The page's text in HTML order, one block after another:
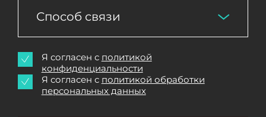
Способ связи
Я согласен с политикой
конфиденциальности
Я согласен с политикой обработки
персональных данных